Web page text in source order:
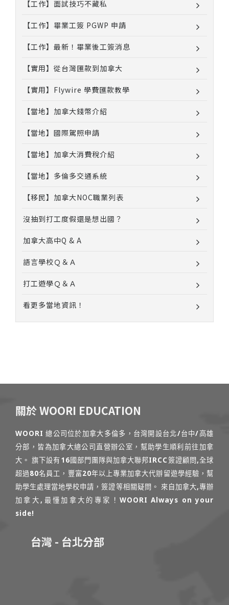
【工作】面試技巧不藏私
【工作】畢業工簽 PGWP 申請
【工作】最新！畢業後工簽消息
【實用】從台灣匯款到加拿大
【實用】Flywire 學費匯款教學
【當地】加拿大錢幣介紹
【當地】國際駕照申請
【當地】加拿大消費稅介紹
【當地】多倫多交通系統
【移民】加拿大NOC職業列表
沒抽到打工度假還是想出國？
加拿大高中Q & A
語言學校Ｑ＆Ａ
打工遊學Ｑ＆Ａ
看更多當地資訊！
關於 WOORI EDUCATION
WOORI 總公司位於加拿大多倫多，台灣開設台北/台中/高雄
分部，皆為加拿大總公司直營辦公室，幫助學生順利前往加拿
大。 旗下設有16國部門團隊與加拿大聯邦IRCC簽證顧問,全球
超過80名員工，豐富20年以上專業加拿大代辦留遊學經驗，幫
助學生處理當地學校申請，簽證等相關疑問。 來自加拿大,專辦
加拿大,最懂加拿大的專家！WOORI Always on your
side!
台灣 - 台北分部